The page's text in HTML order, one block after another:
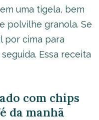
uma tigela, bem
polvilhe granola. Se
por cima para
Essa receita
com chips
da manhã